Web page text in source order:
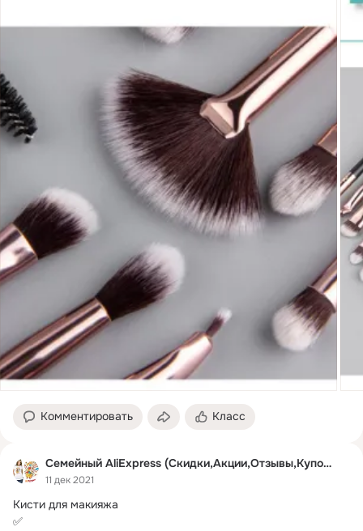
Комментировать Класс
Семейный AliExpress (Скидки,Акции,Отзывы,Купоны)
11 дек 2021
Кисти для макияжа
✅